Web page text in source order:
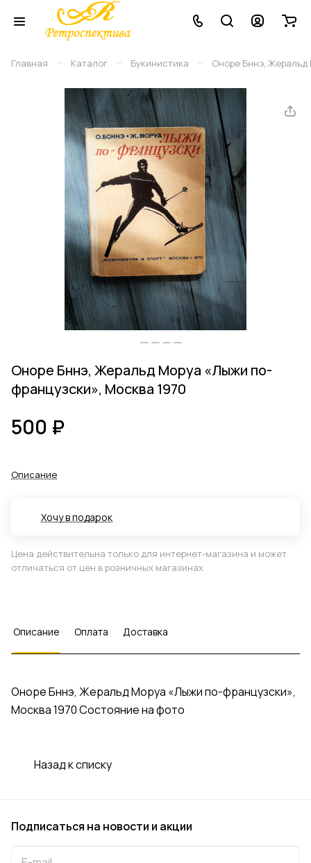
Главная – Каталог – Букинистика – Оноре Бннэ,
Оноре Бннэ, Жеральд Моруа «Лыжи по-
французски», Москва 1970
500 ₽
Описание
Хочу в подарок
Цена действительна только для интернет-магазина и может
отличаться от цен в розничных магазинах
Описание Оплата Доставка
Оноре Бннэ, Жеральд Моруа «Лыжи по-французски»,
Москва 1970 Состояние на фото
Назад к списку
Подписаться на новости и акции